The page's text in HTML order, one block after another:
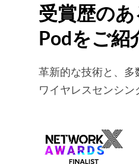
受賞歴の
Podをご紹
革新的な技術と、多
ワイヤレスセンシン